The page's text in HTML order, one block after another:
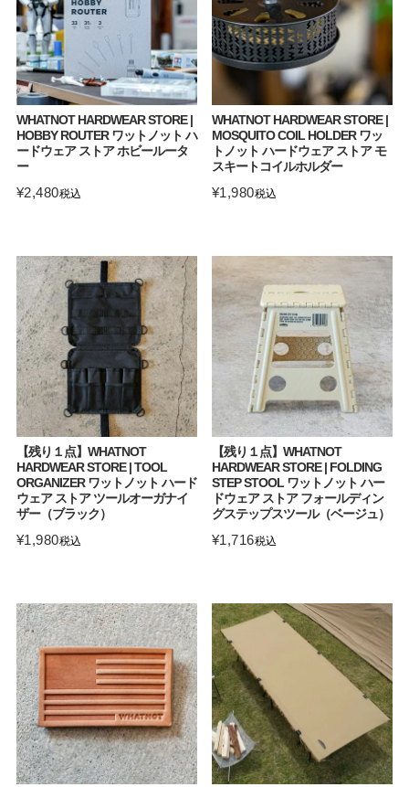
WHATNOT HARDWEAR STORE |
HOBBY ROUTER ワットノット ハ
ードウェア ストア ホビールータ
ー
¥2,480税込
WHATNOT HARDWEAR STORE |
MOSQUITO COIL HOLDER ワッ
トノット ハードウェア ストア モ
スキートコイルホルダー
¥1,980税込
【残り１点】WHATNOT
HARDWEAR STORE | TOOL
ORGANIZER ワットノット ハード
ウェア ストア ツールオーガナイ
ザー（ブラック）
¥1,980税込
【残り１点】WHATNOT
HARDWEAR STORE | FOLDING
STEP STOOL ワットノット ハー
ドウェア ストア フォールディン
グステップスツール（ベージュ）
¥1,716税込